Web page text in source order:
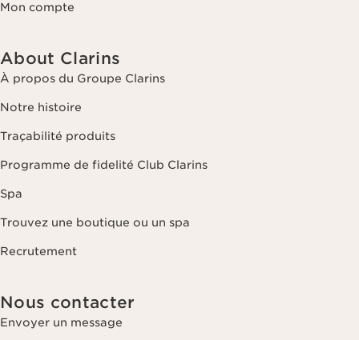
Mon compte
About Clarins
À propos du Groupe Clarins
Notre histoire
Traçabilité produits
Programme de fidelité Club Clarins
Spa
Trouvez une boutique ou un spa
Recrutement
Nous contacter
Envoyer un message